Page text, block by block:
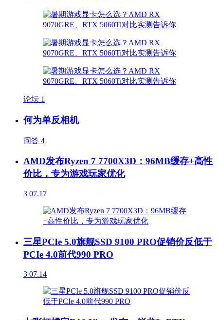
论坛 1
何为单反相机
问答 4
AMD发布Ryzen 7 7700X3D：96MB缓存+高性
价比，专为游戏玩家优化
3 07.17
三星PCIe 5.0旗舰SSD 9100 PRO促销价反低于
PCIe 4.0前代990 PRO
3 07.14